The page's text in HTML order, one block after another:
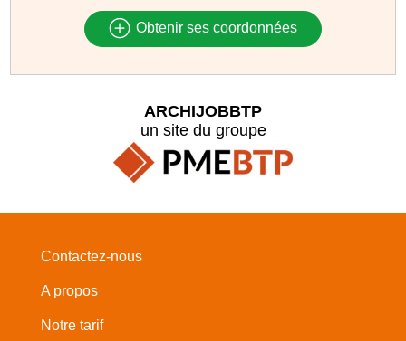
Obtenir ses coordonnées
ARCHIJOBBTP
un site du groupe
Contactez-nous
A propos
Notre tarif